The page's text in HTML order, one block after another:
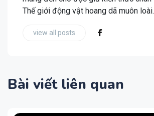
Thế giới động vật hoang dã muôn loài.
view all posts
Bài viết liên quan